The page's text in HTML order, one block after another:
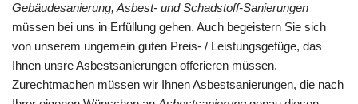
Gebäudesanierung, Asbest- und Schadstoff-Sanierungen
müssen bei uns in Erfüllung gehen. Auch begeistern Sie sich
von unserem ungemein guten Preis- / Leistungsgefüge, das
Ihnen unsre Asbestsanierungen offerieren müssen.
Zurechtmachen müssen wir Ihnen Asbestsanierungen, die nach